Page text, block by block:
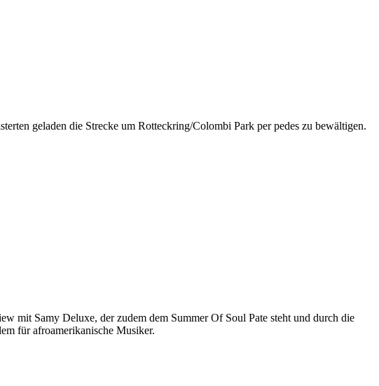
geladen die Strecke um Rotteckring/Colombi Park per pedes zu bewältigen.
mit Samy Deluxe, der zudem dem Summer Of Soul Pate steht und durch die
für afroamerikanische Musiker.